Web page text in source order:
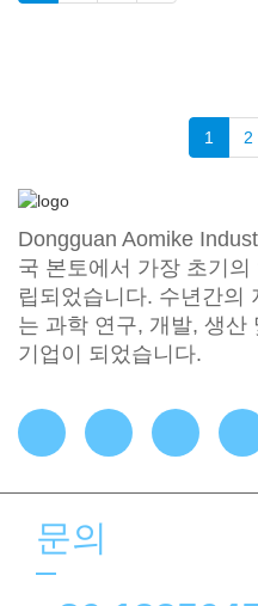
1 2
Dongguan Aomike
국 본토에서 가장 초기
립되었습니다. 수년간의
는 과학 연구, 개발, 생산
기업이 되었습니다.
문의